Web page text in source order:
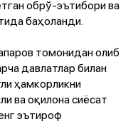
обрў-эътибори ва
баҳоланди.
томонидан олиб
давлатлар билан
ҳамкорликни
ва оқилона сиёсат
эътироф